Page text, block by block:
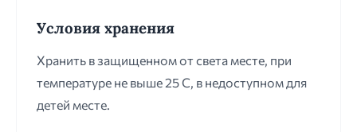
Условия хранения
Хранить в защищенном от света месте, при
температуре не выше 25 С, в недоступном для
детей месте.